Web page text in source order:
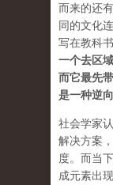
而来的还
同的文化
写在教科
一个去区
而它最先
是一种逆
社会学家
解决方案
度。而当
成元素出现